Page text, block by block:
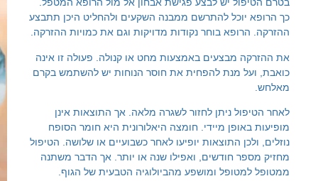
יש לבצע פגישת אבחון אל מול הרופא המטפל.
להתרשם ממבנה השקעים ולהחליט היכן תתבצע
בוחר נקודות מדויקות וגם את כמויות ההזרקה.
מבצעים באמצעות מחט או קנולה. פעולה זו אינה
מנת להפחית את חוסר הנוחות יש להשתמש בקרם
ניתן לחזור לשגרה מלאה. אך התוצאות אינן
מיידי. חומצה היאלורונית היא חומר הסופח
התוצאות יופיעו לאחר כשבועיים או שלושה. הטיפול
חודשים, ואפילו שנה או יותר. אך הדבר משתנה
ומושפע מהביולוגיה הטבעית של הגוף.
לענות
על
כל
שאלה!
שליחה